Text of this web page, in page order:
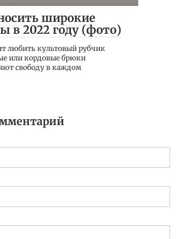
широкие
в 2022 году (фото)
любить культовый рубчик
или кордовые брюки
свободу в каждом